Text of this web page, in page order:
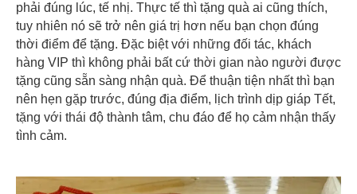
phải đúng lúc, tế nhị. Thực tế thì tặng quà ai cũng thích,
tuy nhiên nó sẽ trở nên giá trị hơn nếu bạn chọn đúng
thời điểm để tặng. Đặc biệt với những đối tác, khách
hàng VIP thì không phải bất cứ thời gian nào người được
tặng cũng sẵn sàng nhận quà. Để thuận tiện nhất thì bạn
nên hẹn gặp trước, đúng địa điểm, lịch trình dịp giáp Tết,
tặng với thái độ thành tâm, chu đáo để họ cảm nhận thấy
tình cảm.